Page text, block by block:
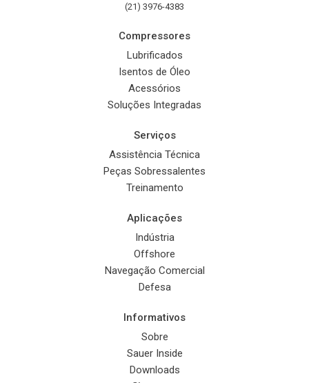
(21) 3976-4383
Compressores
Lubrificados
Isentos de Óleo
Acessórios
Soluções Integradas
Serviços
Assistência Técnica
Peças Sobressalentes
Treinamento
Aplicações
Indústria
Offshore
Navegação Comercial
Defesa
Informativos
Sobre
Sauer Inside
Downloads